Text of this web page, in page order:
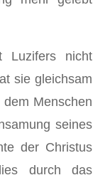
Luzifers nicht
sie gleichsam
Menschen
seines
der Christus
durch das